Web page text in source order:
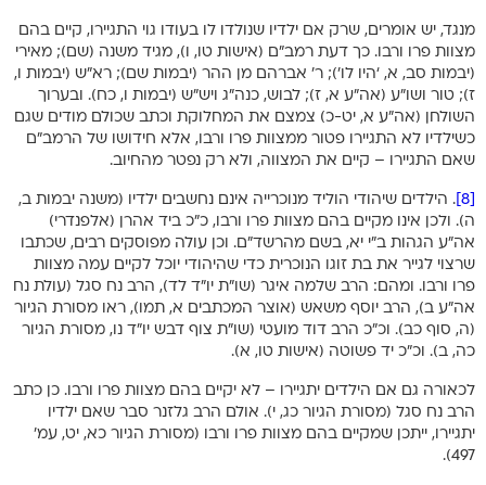
מנגד, יש אומרים, שרק אם ילדיו שנולדו לו בעודו גוי התגיירו, קיים בהם
מצוות פרו ורבו. כך דעת רמב”ם (אישות טו, ו), מגיד משנה (שם); מאירי
(יבמות סב, א, ‘היו לו’); ר’ אברהם מן ההר (יבמות שם); רא”ש (יבמות ו,
ז); טור ושו”ע (אה”ע א, ז); לבוש, כנה”ג ויש”ש (יבמות ו, כח). ובערוך
השולחן (אה”ע א, יט-כ) צמצם את המחלוקת וכתב שכולם מודים שגם
כשילדיו לא התגיירו פטור ממצוות פרו ורבו, אלא חידושו של הרמב”ם
שאם התגיירו – קיים את המצווה, ולא רק נפטר מהחיוב.
. הילדים שיהודי הוליד מנוכרייה אינם נחשבים ילדיו (משנה יבמות ב,
ה). ולכן אינו מקיים בהם מצוות פרו ורבו, כ”כ ביד אהרן (אלפנדרי)
אה”ע הגהות ב”י יא, בשם מהרשד”ם. וכן עולה מפוסקים רבים, שכתבו
שרצוי לגייר את בת זוגו הנוכרית כדי שהיהודי יוכל לקיים עמה מצוות
פרו ורבו. ומהם: הרב שלמה איגר (שו”ת יו”ד לד), הרב נח סגל (עולת נח
אה”ע ב), הרב יוסף משאש (אוצר המכתבים א, תמו), ראו מסורת הגיור
(ה, סוף כב). וכ”כ הרב דוד מועטי (שו”ת צוף דבש יו”ד נו, מסורת הגיור
כה, ב). וכ”כ יד פשוטה (אישות טו, א).
לכאורה גם אם הילדים יתגיירו – לא יקיים בהם מצוות פרו ורבו. כן כתב
הרב נח סגל (מסורת הגיור כג, י). אולם הרב גלזנר סבר שאם ילדיו
יתגיירו, ייתכן שמקיים בהם מצוות פרו ורבו (מסורת הגיור כא, יט, עמ’
497).